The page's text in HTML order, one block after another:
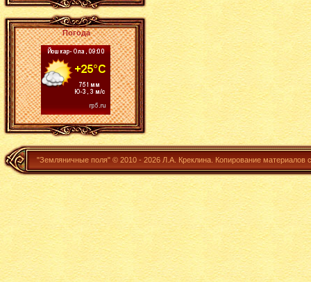
Погода
"Земляничные поля" © 2010 - 2026 Л.А. Креклина. Копирование материалов